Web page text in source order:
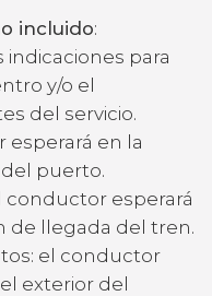
incluido:
para
y/o el
del servicio.
esperará en la
puerto.
conductor esperará
de llegada del tren.
el conductor
exterior del